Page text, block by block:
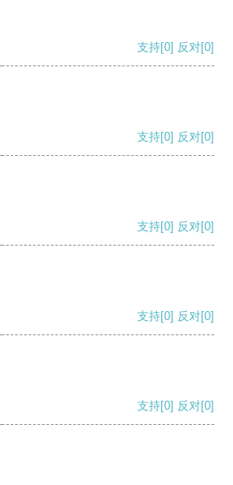
支持[0] 反对[0]
支持[0] 反对[0]
支持[0] 反对[0]
支持[0] 反对[0]
支持[0] 反对[0]